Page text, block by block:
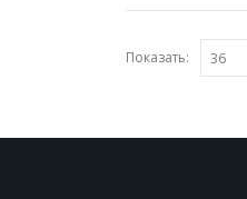
Показать: